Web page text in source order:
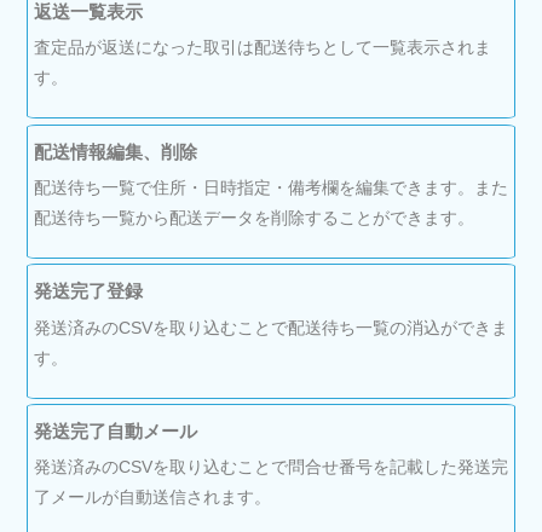
返送一覧表示
査定品が返送になった取引は配送待ちとして一覧表示されま
す。
配送情報編集、削除
配送待ち一覧で住所・日時指定・備考欄を編集できます。また
配送待ち一覧から配送データを削除することができます。
発送完了登録
発送済みのCSVを取り込むことで配送待ち一覧の消込ができま
す。
発送完了自動メール
発送済みのCSVを取り込むことで問合せ番号を記載した発送完
了メールが自動送信されます。